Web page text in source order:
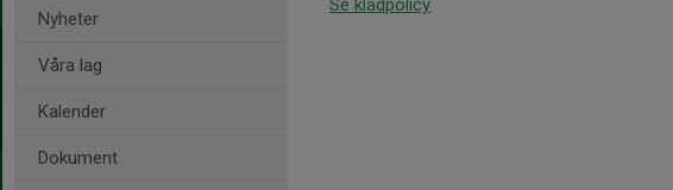
Nyheter
Våra lag
Kalender
Dokument
Se klädpolicy